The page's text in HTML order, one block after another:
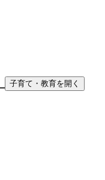
子育て・教育を開く